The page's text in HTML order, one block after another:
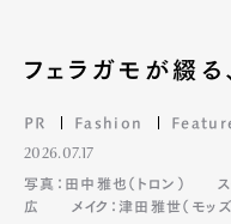
フェラガモが綴
PR Fashion
2026.07.17
写真：田中雅也（トロン）
広
メイク：津田雅世（モッ